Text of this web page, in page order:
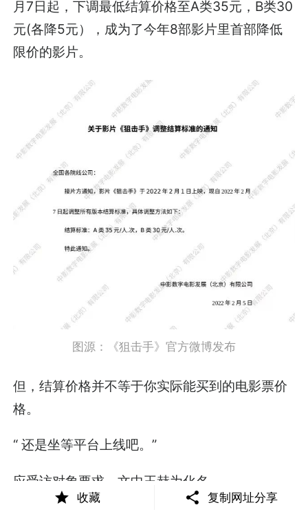
月7日起，下调最低结算价格至A类35元，B类30
元(各降5元），成为了今年8部影片里首部降低
限价的影片。
图源：《狙击手》官方微博发布
但，结算价格并不等于你实际能买到的电影票价
格。
“ 还是坐等平台上线吧。”
应受访对象要求，文中王赫为化名。
收藏 复制网址分享